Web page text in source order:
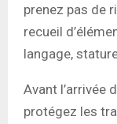
prenez pas de
recueil
langage,
Avant l’arrivée
protégez les